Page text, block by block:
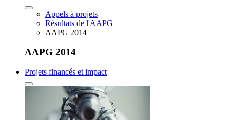
Appels à projets
Résultats de l'AAPG
AAPG 2014
AAPG 2014
Projets financés et impact